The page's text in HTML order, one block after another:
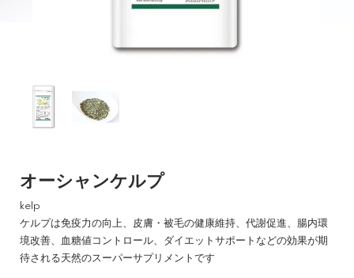
オーシャンケルプ
kelp
ケルプは免疫力の向上、皮膚・被毛の健康維持、代謝促進、腸内環
境改善、血糖値コントロール、ダイエットサポートなどの効果が期
待される天然のスーパーサプリメントです